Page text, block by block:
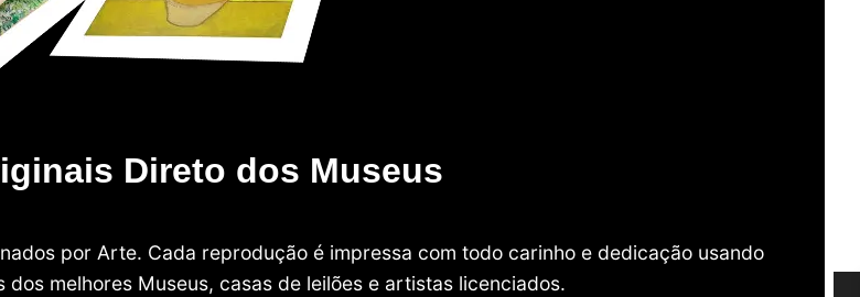
Direto dos Museus
por Arte. Cada reprodução é impressa com todo carinho e dedicação usando
melhores Museus, casas de leilões e artistas licenciados.